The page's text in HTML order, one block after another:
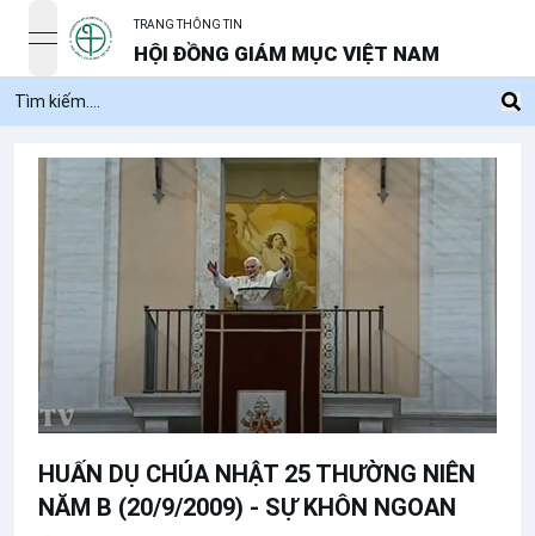
open navigation menu
TRANG THÔNG TIN
HỘI ĐỒNG GIÁM MỤC VIỆT NAM
HUẤN DỤ CHÚA NHẬT 25 THƯỜNG NIÊN
NĂM B (20/9/2009) - SỰ KHÔN NGOAN